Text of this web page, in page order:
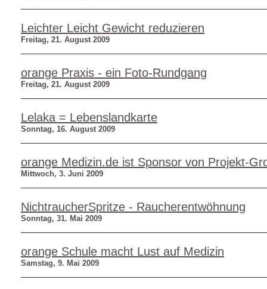
Leichter Leicht Gewicht reduzieren
Freitag, 21. August 2009
orange Praxis - ein Foto-Rundgang
Freitag, 21. August 2009
Lelaka = Lebenslandkarte
Sonntag, 16. August 2009
orange Medizin.de ist Sponsor von Projekt-
Mittwoch, 3. Juni 2009
NichtraucherSpritze - Raucherentwöhnung
Sonntag, 31. Mai 2009
orange Schule macht Lust auf Medizin
Samstag, 9. Mai 2009